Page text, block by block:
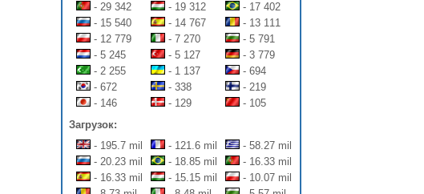
- 29 342
- 19 312
- 17 402
- 15 540
- 14 767
- 13 111
- 12 779
- 7 270
- 5 791
- 5 245
- 5 127
- 3 779
- 2 255
- 1 137
- 694
- 672
- 338
- 219
- 146
- 129
- 105
Загрузок:
- 195.7 mil
- 121.6 mil
- 58.27 mil
- 20.23 mil
- 18.85 mil
- 16.33 mil
- 16.33 mil
- 15.15 mil
- 10.07 mil